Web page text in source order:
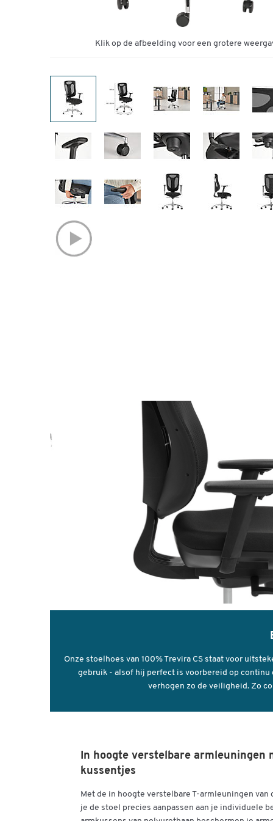
Klik op de afbeelding voor een grotere
Onze stoelhoes van 100% Trevira CS staat voor
gebruik - alsof hij perfect is voorbereid op continu
verhogen zo de veiligheid. Zo
In hoogte verstelbare armleuningen
kussentjes
Met de in hoogte verstelbare T-armleuningen van
je de stoel precies aanpassen aan je individuele